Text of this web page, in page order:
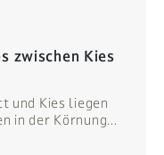
zwischen Kies
und Kies liegen
in der Körnung...